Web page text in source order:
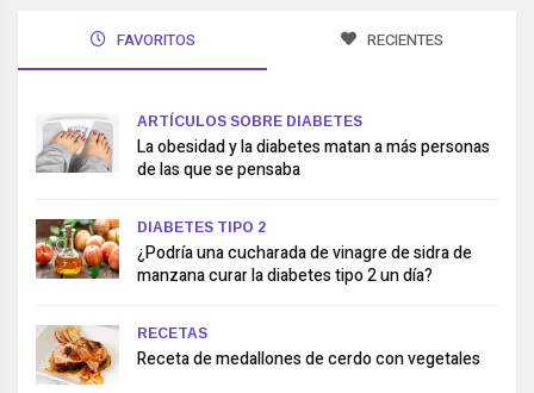
FAVORITOS RECIENTES
ARTÍCULOS SOBRE DIABETES
La obesidad y la diabetes matan a más personas
de las que se pensaba
DIABETES TIPO 2
¿Podría una cucharada de vinagre de sidra de
manzana curar la diabetes tipo 2 un día?
RECETAS
Receta de medallones de cerdo con vegetales